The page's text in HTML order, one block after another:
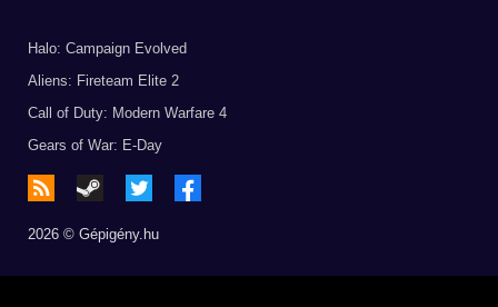
Halo: Campaign Evolved
Aliens: Fireteam Elite 2
Call of Duty: Modern Warfare 4
Gears of War: E-Day
2026 © Gépigény.hu